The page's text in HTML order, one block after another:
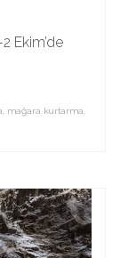
Ekim’de
mağara kurtarma